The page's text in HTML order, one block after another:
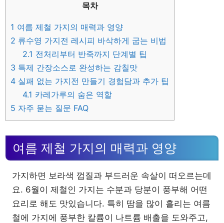
목차
1 여름 제철 가지의 매력과 영양
2 류수영 가지전 레시피 바삭하게 굽는 비법
2.1 전처리부터 반죽까지 단계별 팁
3 특제 간장소스로 완성하는 감칠맛
4 실패 없는 가지전 만들기 경험담과 추가 팁
4.1 카레가루의 숨은 역할
5 자주 묻는 질문 FAQ
여름 제철 가지의 매력과 영양
가지하면 보라색 껍질과 부드러운 속살이 떠오르는데
요. 6월이 제철인 가지는 수분과 당분이 풍부해 어떤
요리로 해도 맛있습니다. 특히 땀을 많이 흘리는 여름
철에 가지에 풍부한 칼륨이 나트륨 배출을 도와주고,